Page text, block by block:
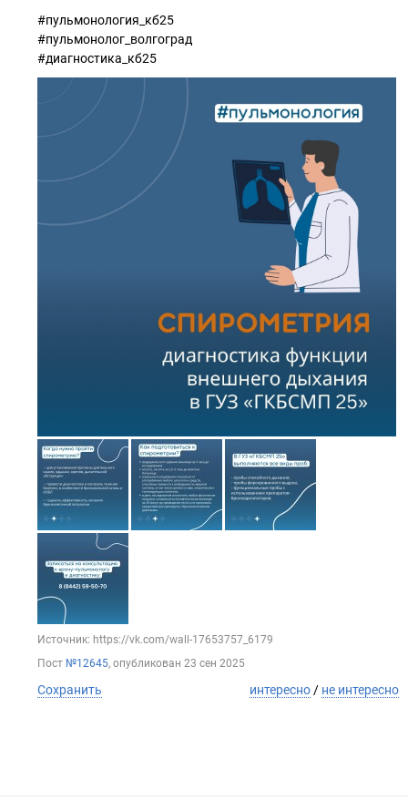
#пульмонология_кб25
#пульмонолог_волгоград
#диагностика_кб25
Источник: https://vk.com/wall-17653757_6179
Пост №12645, опубликован 23 сен 2025
Сохранить интересно / не интересно